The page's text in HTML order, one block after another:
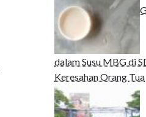
dalam Susu MBG di
Keresahan Orang Tua